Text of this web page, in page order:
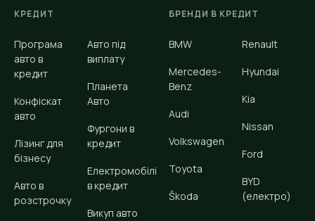
КРЕДИТ
Програма
авто в
кредит
Конфіскат
авто
Лізинг для
бізнесу
Авто в
розстрочку
Авто під
виплату
Планета
Авто
Фургони в
кредит
Електромобілі
в кредит
Викуп авто
БРЕНДИ В КРЕДИТ
BMW
Mercedes-
Benz
Audi
Volkswagen
Toyota
Škoda
Renault
Hyundai
Kia
Nissan
Ford
BYD
(електро)